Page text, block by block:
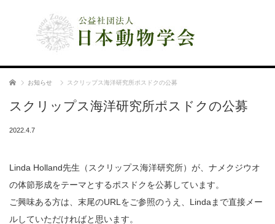
ホーム お知らせ スクリップス海洋研究所ポスドクの公募
スクリップス海洋研究所ポスドクの公募
2022.4.7
Linda Holland先生（スクリップス海洋研究所）が、ナメクジウオ
の体節形成をテーマとするポスドクを公募しています。
ご興味ある方は、末尾のURLをご参照のうえ、Lindaまで直接メー
ルしていただければと思います。